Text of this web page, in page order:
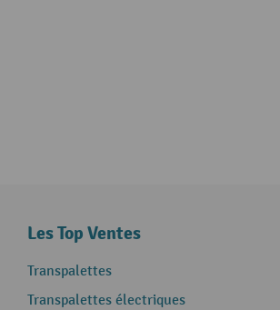
Les Top Ventes
Transpalettes
Transpalettes électriques